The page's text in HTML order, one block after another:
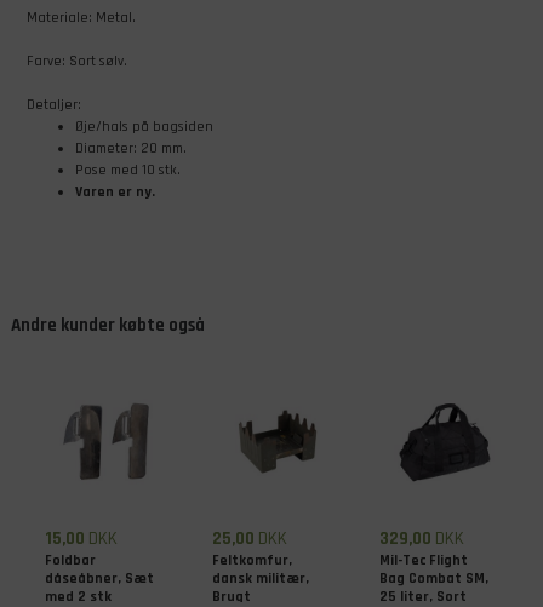
Materiale: Metal.
Farve: Sort sølv.
Detaljer:
Øje/hals på bagsiden
Diameter: 20 mm.
Pose med 10 stk.
Varen er ny.
Andre kunder købte også
15,00 DKK
Foldbar
dåseåbner, Sæt
med 2 stk
25,00 DKK
Feltkomfur,
dansk militær,
Brugt
329,00 DKK
Mil-Tec Flight
Bag Combat SM,
25 liter, Sort